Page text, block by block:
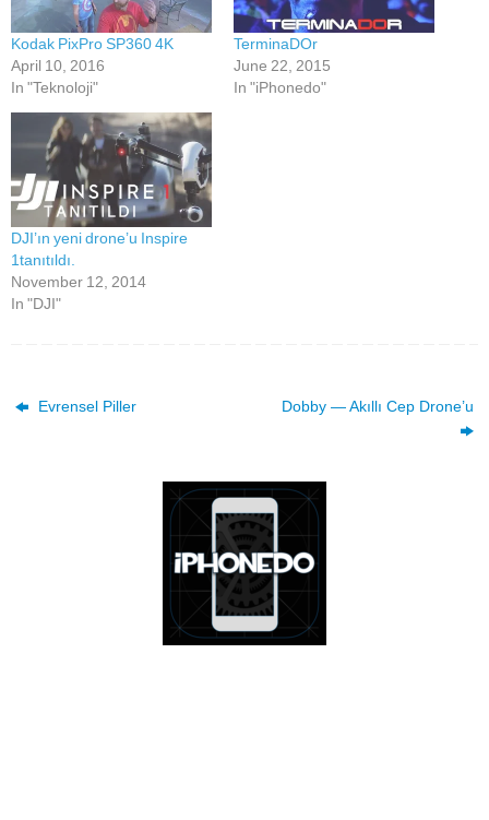
Kodak PixPro SP360 4K
April 10, 2016
In "Teknoloji"
TerminaDOr
June 22, 2015
In "iPhonedo"
DJI’ın yeni drone’u Inspire
1tanıtıldı.
November 12, 2014
In "DJI"
Evrensel Piller Dobby — Akıllı Cep Drone’u